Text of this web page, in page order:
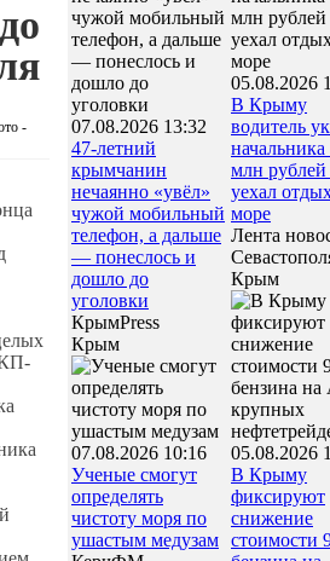
-
07.08.2026 13:32
47‑летний
крымчанин
нечаянно «увёл»
чужой мобильный
телефон, а дальше
— понеслось и
дошло до
уголовки
КрымPress
Крым
07.08.2026 10:16
Ученые смогут
определять
чистоту моря по
ушастым медузам
05.08.2026
В Крыму
водитель
начальника
млн
уехал
море
Лента
Крым
05.08.2026
В Крыму
фиксируют
снижение
стоимости